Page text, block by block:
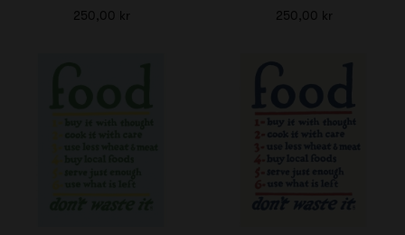
250,00 kr 250,00 kr